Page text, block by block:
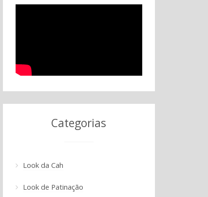
Categorias
Look da Cah
Look de Patinação